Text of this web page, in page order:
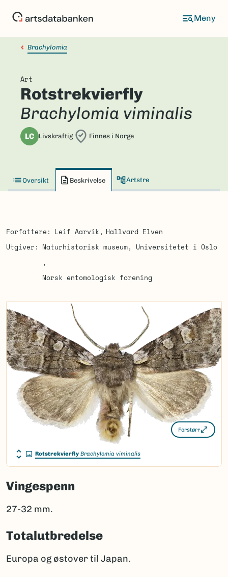
Brachylomia
Art
Rotstrekvierfly
Brachylomia viminalis
LC Livskraftig Finnes i Norge
Oversikt Beskrivelse Artstre
Forfattere Leif Aarvik
Hallvard Elven
Utgiver
Naturhistorisk museum, Universitetet i Oslo
Norsk entomologisk forening
Forstørr
Rotstrekvierfly Brachylomia viminalis
Vingespenn
27-32 mm.
Totalutbredelse
Europa og østover til Japan.